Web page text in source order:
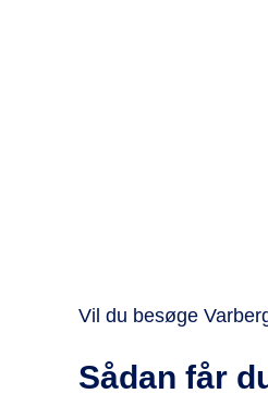
Vil du besøge
Sådan får